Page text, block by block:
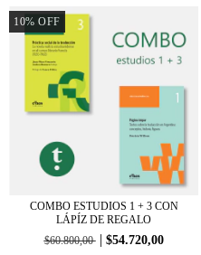
10% OFF
COMBO ESTUDIOS 1 + 3 CON
LÁPÍZ DE REGALO
$60.800,00
$54.720,00